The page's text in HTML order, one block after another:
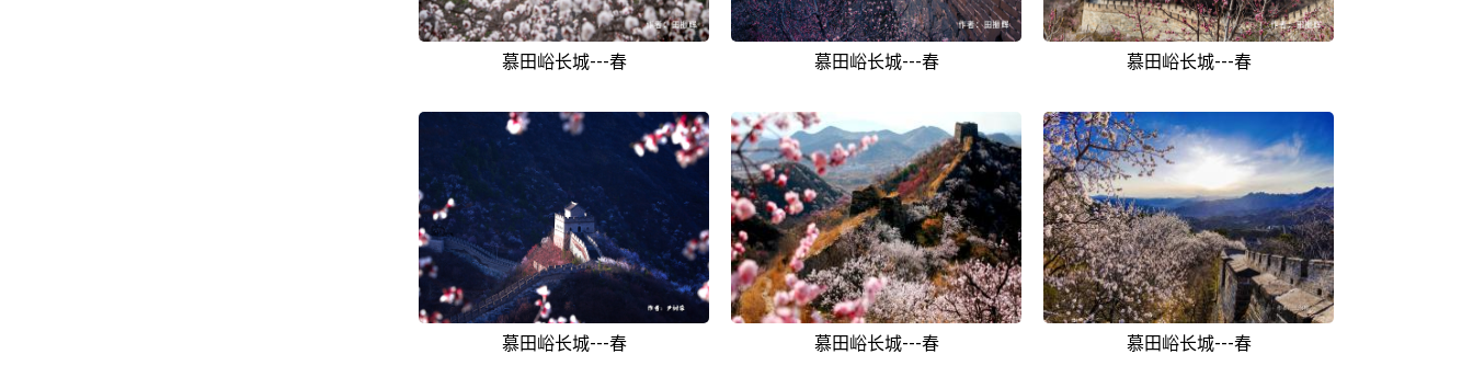
慕田峪长城---春 慕田峪长城---春 慕田峪长城---春
慕田峪长城---春 慕田峪长城---春 慕田峪长城---春